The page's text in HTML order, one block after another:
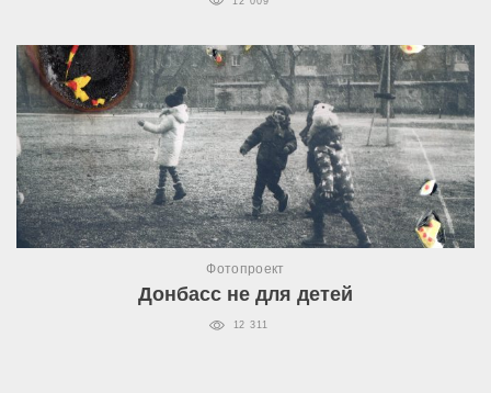
Фотопроект
Донбасс не для детей
12 311